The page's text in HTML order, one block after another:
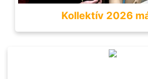
Kollektív 2026